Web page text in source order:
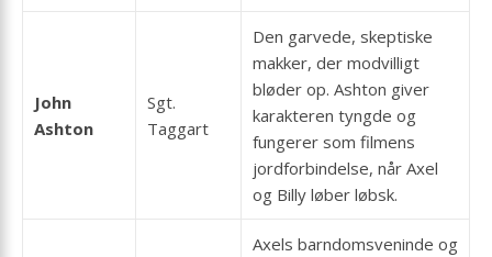
John
Ashton
Sgt.
Taggart
Den garvede, skeptiske
makker, der modvilligt
bløder op. Ashton giver
karakteren tyngde og
fungerer som filmens
jordforbindelse, når Axel
og Billy løber løbsk.
Axels barndomsveninde og